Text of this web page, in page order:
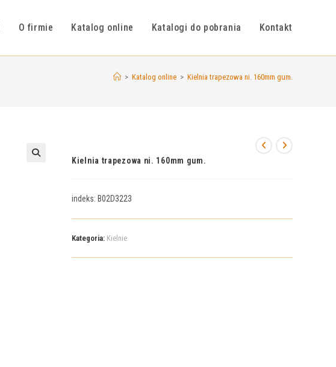
O firmie Katalog online Katalogi do pobrania Kontakt
> Katalog online > Kielnia trapezowa ni. 160mm gum.
Kielnia trapezowa ni. 160mm gum.
indeks: B02D3223
Kategoria: Kielnie